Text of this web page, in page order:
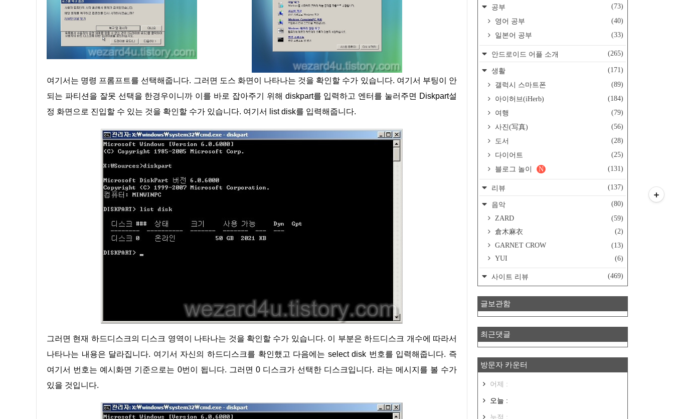
여기서는 명령 프롬프트를 선택해줍니다. 그러면 도스 화면이 나타나는 것을 확인할 수가 있습니다. 여기서 부팅이 안
되는 파티션을 잘못 선택을 한경우이니까 이를 바로 잡아주기 위해 diskpart를 입력하고 엔터를 눌러주면 Diskpart설
정 화면으로 진입할 수 있는 것을 확인할 수가 있습니다. 여기서 list disk를 입력해줍니다.
그러면 현재 하드디스크의 디스크 영역이 나타나는 것을 확인할 수가 있습니다. 이 부분은 하드디스크 개수에 따라서
나타나는 내용은 달라집니다. 여기서 자신의 하드디스크를 확인했고 다음에는 select disk 번호를 입력해줍니다. 즉
여기서 번호는 예시화면 기준으로는 0번이 됩니다. 그러면 0 디스크가 선택한 디스크입니다. 라는 메시지를 볼 수가
있을 것입니다.
공부
(73)
영어 공부
(40)
일본어 공부
(33)
안드로이드 어플 소개 (265)
생활
(171)
갤럭시 스마트폰
(89)
아이허브(iHerb)
(184)
여행
(79)
사진(写真)
(56)
도서
(28)
다이어트
(25)
블로그 놀이
(131)
N
리뷰 (137)
음악
(80)
ZARD
(59)
倉木麻衣
(2)
GARNET CROW
(13)
YUI
(6)
사이트 리뷰 (469)
글보관함
최근댓글
방문자 카운터
어제 :
오늘 :
누적 :